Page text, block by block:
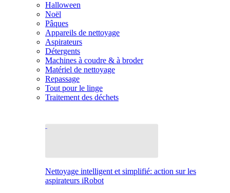
Halloween
Noël
Pâques
Appareils de nettoyage
Aspirateurs
Détergents
Machines à coudre & à broder
Matériel de nettoyage
Repassage
Tout pour le linge
Traitement des déchets
Nettoyage intelligent et simplifié: action sur les
aspirateurs iRobot